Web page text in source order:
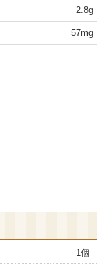
2.8g
57mg
1個